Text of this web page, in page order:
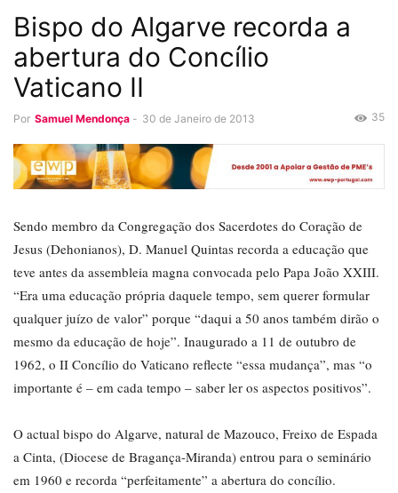
Bispo do Algarve recorda a
abertura do Concílio
Vaticano II
Por Samuel Mendonça - 30 de Janeiro de 2013 35
Sendo membro da Congregação dos Sacerdotes do Coração de
Jesus (Dehonianos), D. Manuel Quintas recorda a educação que
teve antes da assembleia magna convocada pelo Papa João XXIII.
“Era uma educação própria daquele tempo, sem querer formular
qualquer juízo de valor” porque “daqui a 50 anos também dirão o
mesmo da educação de hoje”. Inaugurado a 11 de outubro de
1962, o II Concílio do Vaticano reflecte “essa mudança”, mas “o
importante é – em cada tempo – saber ler os aspectos positivos”.
O actual bispo do Algarve, natural de Mazouco, Freixo de Espada
a Cinta, (Diocese de Bragança-Miranda) entrou para o seminário
em 1960 e recorda “perfeitamente” a abertura do concílio.